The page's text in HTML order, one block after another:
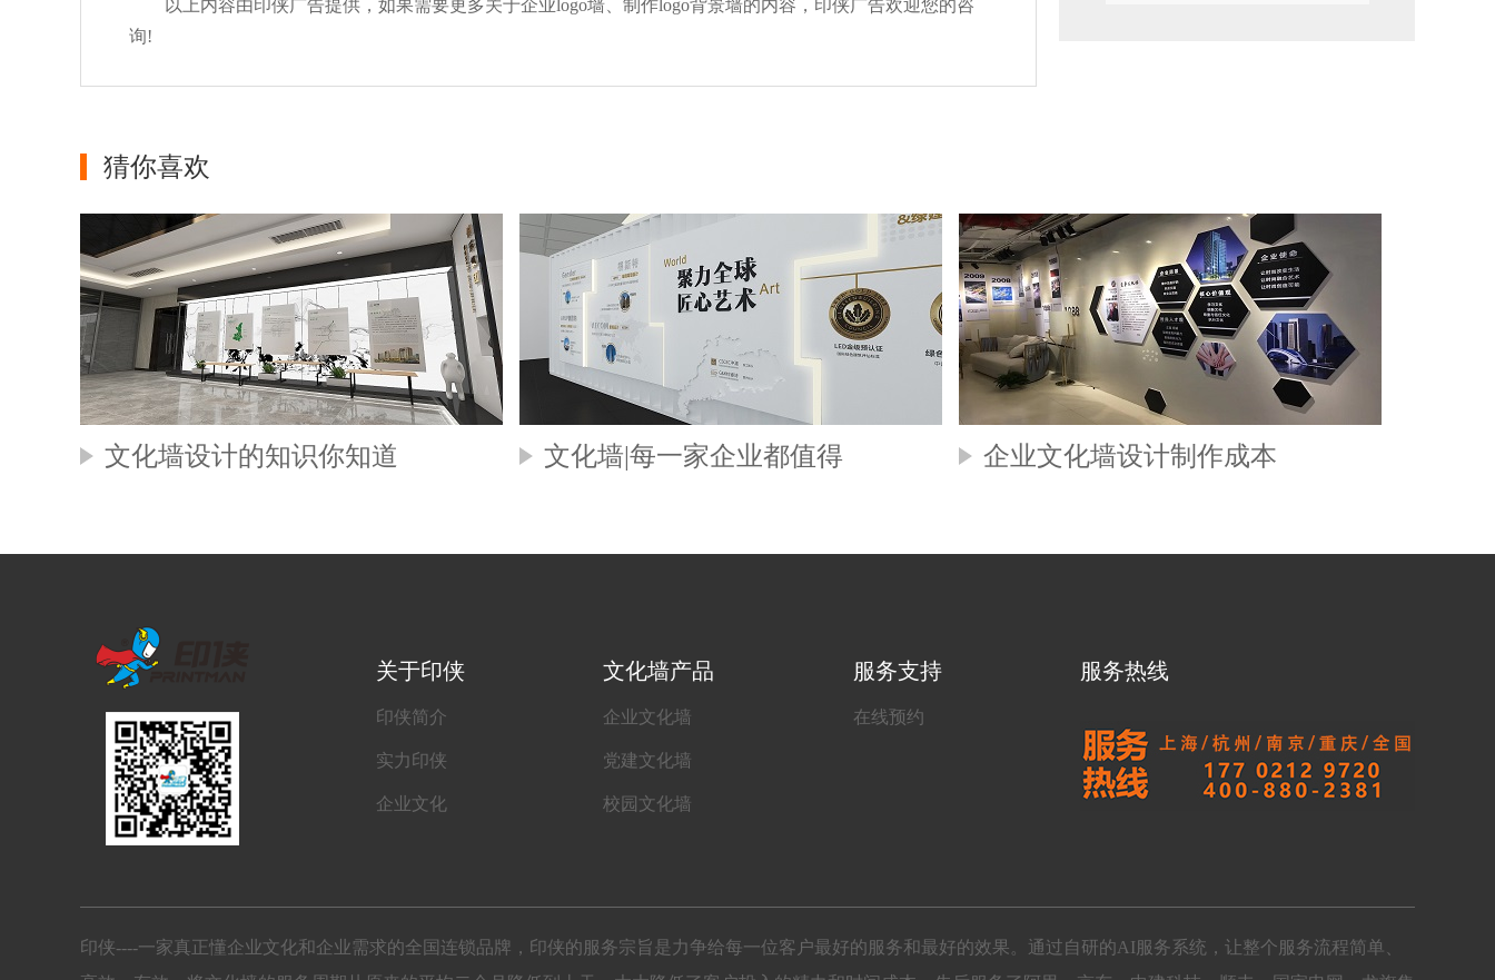
以上内容由印侠广告提供，如果需要更多关于企业logo墙、制作logo背景墙的内容，印侠广告欢迎您的咨
询!
猜你喜欢
文化墙设计的知识你知道 文化墙|每一家企业都值得 企业文化墙设计制作成本
关于印侠
印侠简介
实力印侠
企业文化
文化墙产品
企业文化墙
党建文化墙
校园文化墙
服务支持
在线预约
服务热线
印侠----一家真正懂企业文化和企业需求的全国连锁品牌，印侠的服务宗旨是力争给每一位客户最好的服务和最好的效果。通过自研的AI服务系统，让整个服务流程简单、